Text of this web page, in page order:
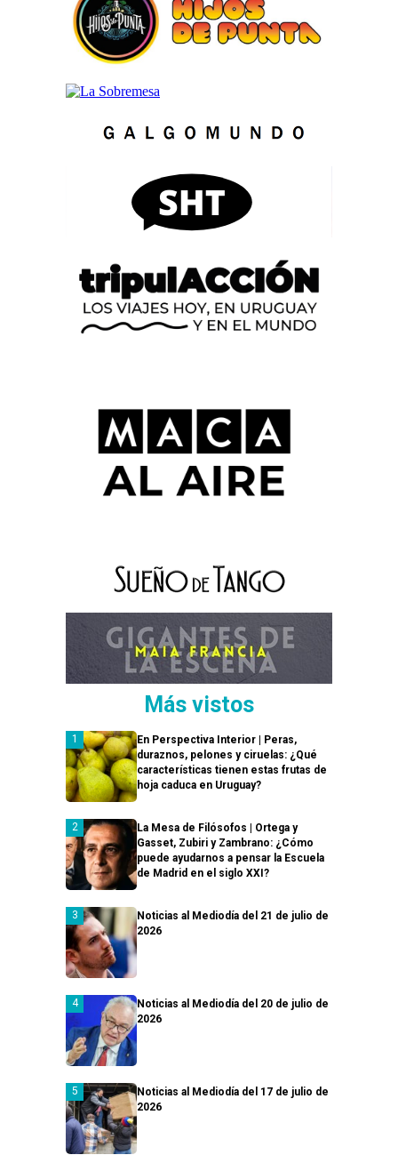
Más vistos
En Perspectiva Interior | Peras,
duraznos, pelones y ciruelas: ¿Qué
características tienen estas frutas de
hoja caduca en Uruguay?
La Mesa de Filósofos | Ortega y
Gasset, Zubiri y Zambrano: ¿Cómo
puede ayudarnos a pensar la Escuela
de Madrid en el siglo XXI?
Noticias al Mediodía del 21 de julio de
2026
Noticias al Mediodía del 20 de julio de
2026
Noticias al Mediodía del 17 de julio de
2026